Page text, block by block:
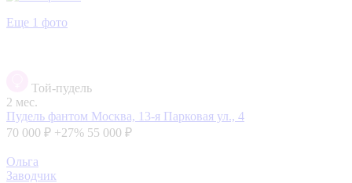
Еще 1 фото
Той-пудель
2 мес.
Пудель фантом Москва, 13-я Парковая ул., 4
70 000 ₽ +27% 55 000 ₽
Ольга
Заводчик